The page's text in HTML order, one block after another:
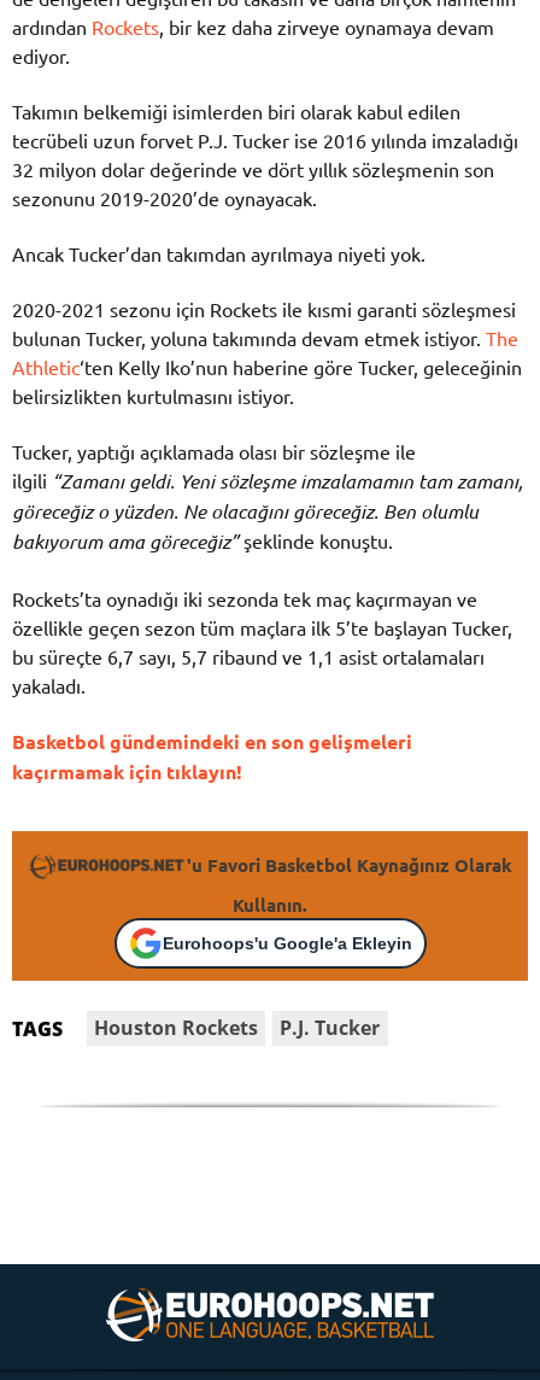
ardından Rockets , bir kez daha zirveye oynamaya devam
ediyor.
Takımın belkemiği isimlerden biri olarak kabul edilen
tecrübeli uzun forvet P.J. Tucker ise 2016 yılında imzaladığı
32 milyon dolar değerinde ve dört yıllık sözleşmenin son
sezonunu 2019-2020’de oynayacak.
Ancak Tucker’dan takımdan ayrılmaya niyeti yok.
2020-2021 sezonu için Rockets ile kısmi garanti sözleşmesi
bulunan Tucker, yoluna takımında devam etmek istiyor. The
Athletic‘ten Kelly Iko’nun haberine göre Tucker, geleceğinin
belirsizlikten kurtulmasını istiyor.
Tucker, yaptığı açıklamada olası bir sözleşme ile
ilgili “Zamanı geldi. Yeni sözleşme imzalamamın tam zamanı,
göreceğiz o yüzden. Ne olacağını göreceğiz. Ben olumlu
bakıyorum ama göreceğiz”şeklinde konuştu.
Rockets’ta oynadığı iki sezonda tek maç kaçırmayan ve
özellikle geçen sezon tüm maçlara ilk 5’te başlayan Tucker,
bu süreçte 6,7 sayı, 5,7 ribaund ve 1,1 asist ortalamaları
yakaladı.
Basketbol gündemindeki en son gelişmeleri
kaçırmamak için tıklayın!
'u Favori Basketbol Kaynağınız Olarak
Kullanın.
Eurohoops'u Google'a Ekleyin
TAGS Houston Rockets P.J. Tucker